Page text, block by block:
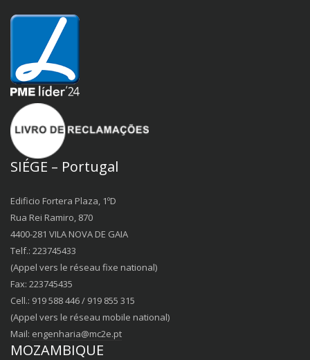
SIÉGE – Portugal
Edificio Fortera Plaza, 1ºD
Rua Rei Ramiro, 870
4400-281 VILA NOVA DE GAIA
Telf.: 223745433
(Appel vers le réseau fixe national)
Fax: 223745435
Cell.: 919 588 446 / 919 855 315
(Appel vers le réseau mobile national)
Mail: engenharia@mc2e.pt
MOZAMBIQUE